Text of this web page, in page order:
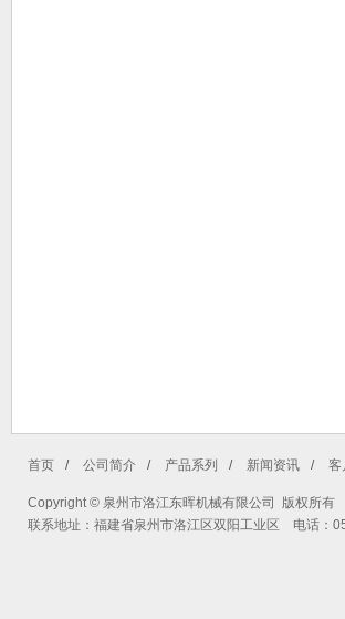
首页 / 公司简介 / 产品系列 / 新闻资讯 / 客
Copyright © 泉州市洛江东晖机械有限公司 版权所
联系地址：福建省泉州市洛江区双阳工业区 电话